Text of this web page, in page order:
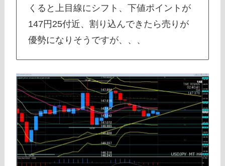
くると上目線にシフト、下値ポイントが
147円25付近、割り込んできたら売りが
優勢になりそうですが、、、